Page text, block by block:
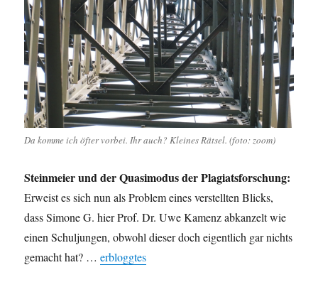
Da komme ich öfter vorbei. Ihr auch? Kleines Rätsel. (foto: zoom)
Steinmeier und der Quasimodus der Plagiatsforschung:
Erweist es sich nun als Problem eines verstellten Blicks,
dass Simone G. hier Prof. Dr. Uwe Kamenz abkanzelt wie
einen Schuljungen, obwohl dieser doch eigentlich gar nichts
gemacht hat? …erbloggtes